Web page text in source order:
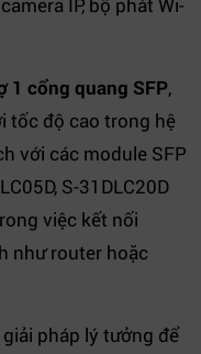
1 cổng quang SFP,
tốc độ cao trong hệ
với các module SFP
S-31DLC20D
việc kết nối
như router hoặc
pháp lý tưởng để